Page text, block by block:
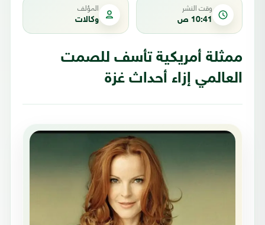
وقت النشر
10:41 ص
المؤلف
وكالات
ممثلة أمريكية تأسف للصمت
العالمي إزاء أحداث غزة